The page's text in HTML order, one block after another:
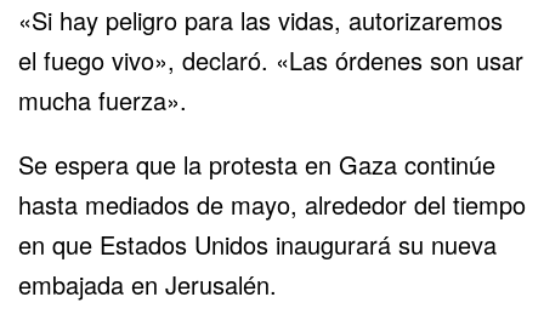
«Si hay peligro para las vidas, autorizaremos
el fuego vivo», declaró. «Las órdenes son usar
mucha fuerza».
Se espera que la protesta en Gaza continúe
hasta mediados de mayo, alrededor del tiempo
en que Estados Unidos inaugurará su nueva
embajada en Jerusalén.